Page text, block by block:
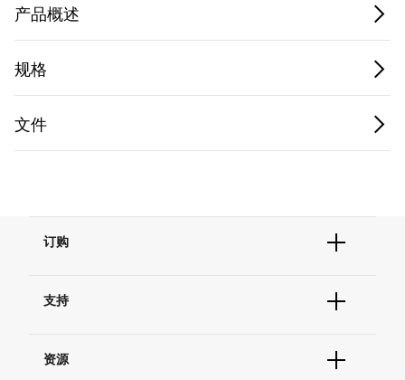
产品概述
规格
文件
订购
订单状态查询
订单支持
现货供应中心
支持
联系我们 - 400 820 8982
资源